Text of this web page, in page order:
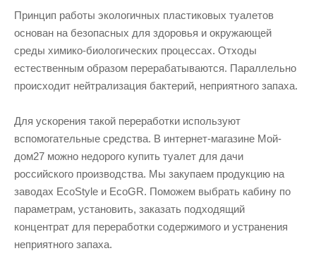
Принцип работы экологичных пластиковых туалетов
основан на безопасных для здоровья и окружающей
среды химико-биологических процессах. Отходы
естественным образом перерабатываются. Параллельно
происходит нейтрализация бактерий, неприятного запаха.
Для ускорения такой переработки используют
вспомогательные средства. В интернет-магазине Мой-
дом27 можно недорого купить туалет для дачи
российского производства. Мы закупаем продукцию на
заводах EcoStyle и EcoGR. Поможем выбрать кабину по
параметрам, установить, заказать подходящий
концентрат для переработки содержимого и устранения
неприятного запаха.